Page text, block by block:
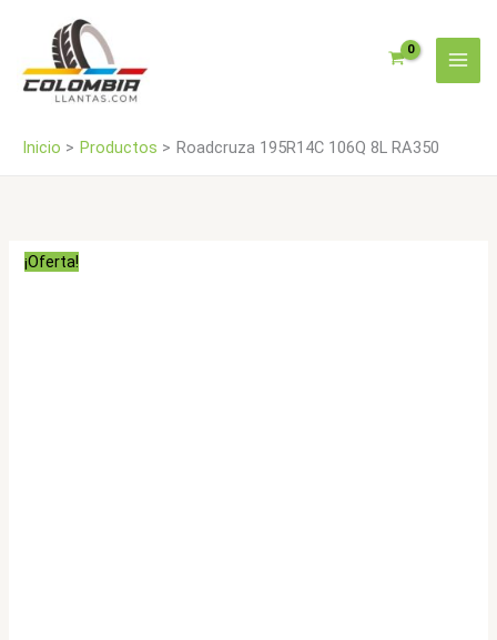
contenido
Inicio Productos Roadcruza 195R14C 106Q 8L RA350
¡Oferta!
cantidad